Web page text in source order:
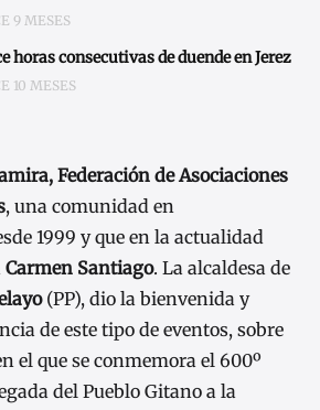
9 MESES
horas consecutivas de duende en Jerez
10 MESES
Federación de Asociaciones
, una comunidad en
1999 y que en la actualidad
Carmen Santiago. La alcaldesa de
(PP), dio la bienvenida y
de este tipo de eventos, sobre
el que se conmemora el 600º
del Pueblo Gitano a la